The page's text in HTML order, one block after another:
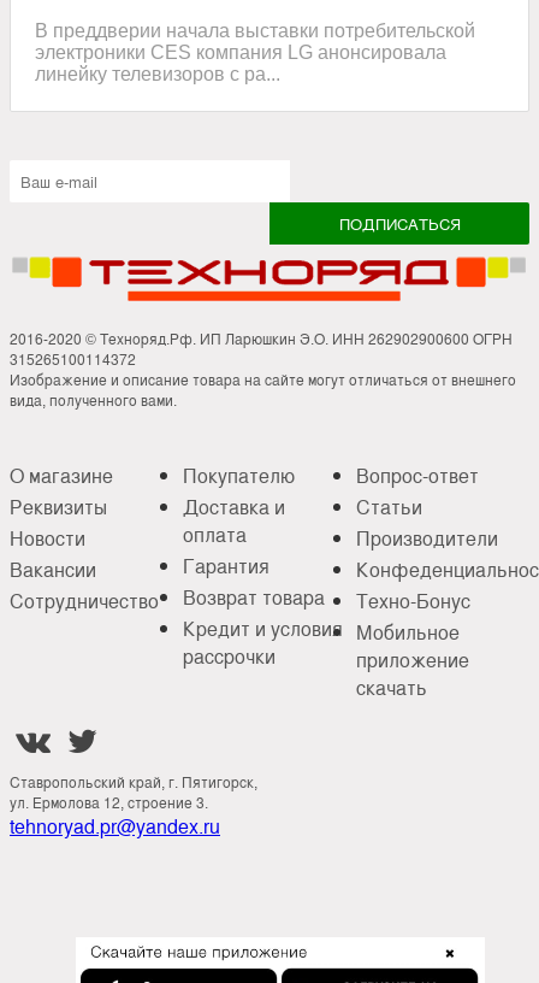
В преддверии начала выставки потребительской
электроники CES компания LG анонсировала
линейку телевизоров с ра...
2016-2020 © Техноряд.Рф. ИП Ларюшкин Э.О. ИНН 262902900600 ОГРН
315265100114372
Изображение и описание товара на сайте могут отличаться от внешнего
вида, полученного вами.
О магазине
Реквизиты
Новости
Вакансии
Сотрудничество
Покупателю
Доставка и
оплата
Гарантия
Возврат товара
Кредит и условия
рассрочки
Вопрос-ответ
Статьи
Производители
Техно-Бонус
Мобильное
приложение
скачать
 
Ставропольский край, г. Пятигорск,
ул. Ермолова 12, строение 3.
tehnoryad.pr@yandex.ru